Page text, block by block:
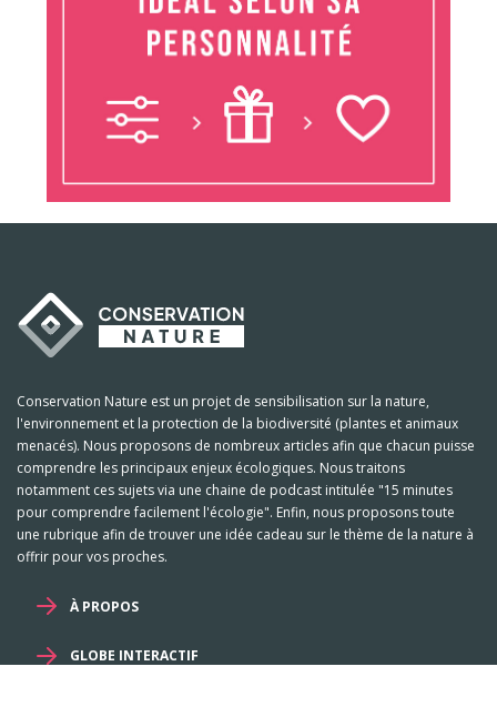
Conservation Nature est un projet de sensibilisation sur la nature,
l'environnement et la protection de la biodiversité (plantes et animaux
menacés). Nous proposons de nombreux articles afin que chacun puisse
comprendre les principaux enjeux écologiques. Nous traitons
notamment ces sujets via une chaine de podcast intitulée "15 minutes
pour comprendre facilement l'écologie". Enfin, nous proposons toute
une rubrique afin de trouver une idée cadeau sur le thème de la nature à
offrir pour vos proches.
À PROPOS
GLOBE INTERACTIF